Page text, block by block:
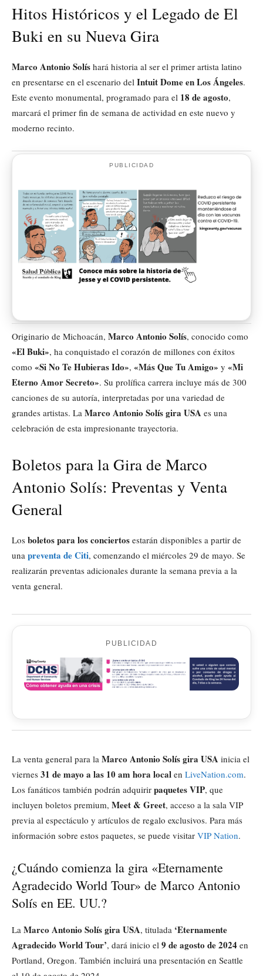
Hitos Históricos y el Legado de El
Buki en su Nueva Gira
Marco Antonio Solís hará historia al ser el primer artista latino
en presentarse en el escenario del Intuit Dome en Los Ángeles.
Este evento monumental, programado para el 18 de agosto,
marcará el primer fin de semana de actividad en este nuevo y
moderno recinto.
PUBLICIDAD
Originario de Michoacán, Marco Antonio Solís, conocido como
«El Buki», ha conquistado el corazón de millones con éxitos
como «Si No Te Hubieras Ido», «Más Que Tu Amigo» y «Mi
Eterno Amor Secreto». Su prolífica carrera incluye más de 300
canciones de su autoría, interpretadas por una variedad de
grandes artistas. La Marco Antonio Solís gira USA es una
celebración de esta impresionante trayectoria.
Boletos para la Gira de Marco
Antonio Solís: Preventas y Venta
General
Los boletos para los conciertos estarán disponibles a partir de
una preventa de Citi, comenzando el miércoles 29 de mayo. Se
realizarán preventas adicionales durante la semana previa a la
venta general.
PUBLICIDAD
La venta general para la Marco Antonio Solís gira USA inicia el
viernes 31 de mayo a las 10 am hora local en LiveNation.com.
Los fanáticos también podrán adquirir paquetes VIP, que
incluyen boletos premium, Meet & Greet, acceso a la sala VIP
previa al espectáculo y artículos de regalo exclusivos. Para más
información sobre estos paquetes, se puede visitar VIP Nation.
¿Cuándo comienza la gira «Eternamente
Agradecido World Tour» de Marco Antonio
Solís en EE. UU.?
La Marco Antonio Solís gira USA, titulada ‘Eternamente
Agradecido World Tour’, dará inicio el 9 de agosto de 2024 en
Portland, Oregon. También incluirá una presentación en Seattle